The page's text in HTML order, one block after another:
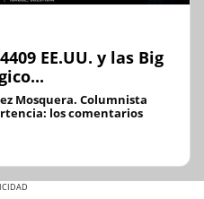
EE.UU. y las Big
Mosquera. Columnista
los comentarios